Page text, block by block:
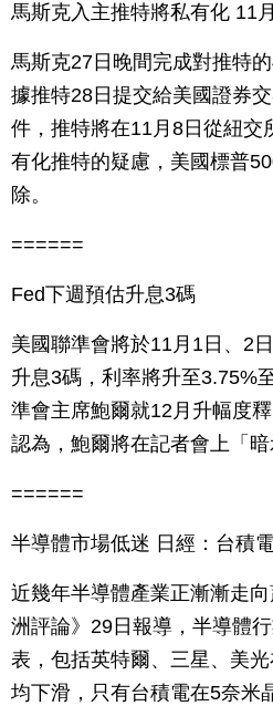
馬斯克入主推特將私有化 11
馬斯克27日晚間完成對推特
據推特28日提交給美國證券
件，推特將在11月8日從紐交
有化推特的疑慮，美國標普
除。
======
Fed下週預估升息3碼
美國聯準會將於11月1日、2
升息3碼，利率將升至3.75%
準會主席鮑爾就12月升幅度
認為，鮑爾將在記者會上「暗
======
半導體市場低迷 日經：台積
近幾年半導體產業正漸漸走
洲評論》29日報導，半導體
表，包括英特爾、三星、美
均下滑，只有台積電在5奈米